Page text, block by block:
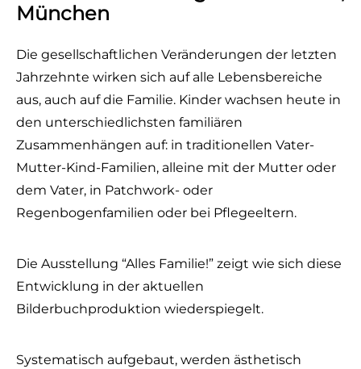
München
Die gesellschaftlichen Veränderungen der letzten
Jahrzehnte wirken sich auf alle Lebensbereiche
aus, auch auf die Familie. Kinder wachsen heute in
den unterschiedlichsten familiären
Zusammenhängen auf: in traditionellen Vater-
Mutter-Kind-Familien, alleine mit der Mutter oder
dem Vater, in Patchwork- oder
Regenbogenfamilien oder bei Pflegeeltern.
Die Ausstellung “Alles Familie!” zeigt wie sich diese
Entwicklung in der aktuellen
Bilderbuchproduktion wiederspiegelt.
Systematisch aufgebaut, werden ästhetisch